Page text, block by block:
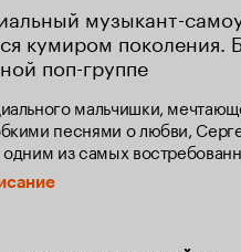
музыкант-
кумиром поколения.
поп-группе
мальчишки,
песнями о любви,
из самых
целого поколения.